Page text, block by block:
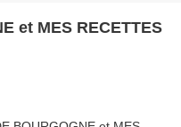
et MES RECETTES